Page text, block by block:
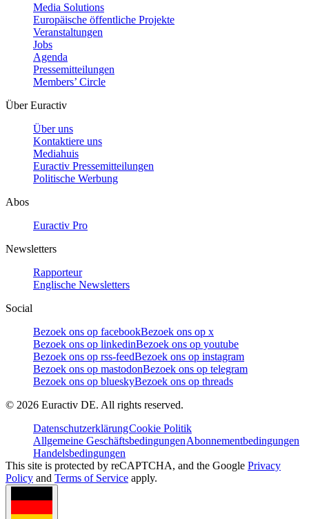
Media Solutions
Europäische öffentliche Projekte
Veranstaltungen
Jobs
Agenda
Pressemitteilungen
Members’ Circle
Über Euractiv
Über uns
Kontaktiere uns
Mediahuis
Euractiv Pressemitteilungen
Politische Werbung
Abos
Euractiv Pro
Newsletters
Rapporteur
Englische Newsletters
Social
Bezoek ons op facebookBezoek ons op x
Bezoek ons op linkedinBezoek ons op youtube
Bezoek ons op rss-feedBezoek ons op instagram
Bezoek ons op mastodonBezoek ons op telegram
Bezoek ons op blueskyBezoek ons op threads
© 2026 Euractiv DE. All rights reserved.
DatenschutzerklärungCookie Politik
Allgemeine GeschäftsbedingungenAbonnementbedingungen
Handelsbedingungen
This site is protected by reCAPTCHA, and the Google Privacy
Policy and Terms of Service apply.